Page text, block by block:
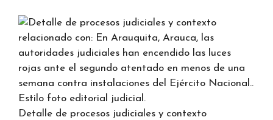
Detalle de procesos judiciales y contexto